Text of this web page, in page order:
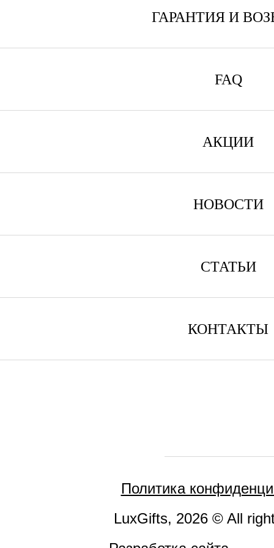
ГАРАНТИЯ И
FAQ
АКЦИИ
НОВОСТИ
СТАТЬИ
КОНТАКТЫ
Политика
LuxGifts, 2026 © All